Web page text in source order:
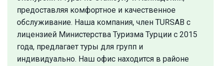
предоставляя комфортное и качественное
обслуживание. Наша компания, член TURSAB с
лицензией Министерства Туризма Турции с 2015
года, предлагает туры для групп и
индивидуально. Наш офис находится в районе